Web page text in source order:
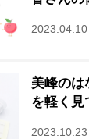
2023.04.10
美峰のは
を軽く見
2023.10.23